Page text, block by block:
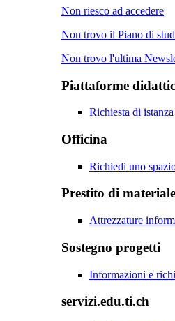
Non riesco ad accedere
Non trovo il Piano di
Non trovo l'ultima
Piattaforme
Richiesta di
Officina
Richiedi uno
Prestito di materiale
Attrezzature
Sostegno progetti
Informazioni e
servizi.edu.ti.ch